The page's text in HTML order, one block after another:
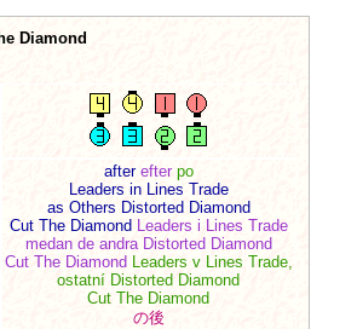
Diamond
after efter po
Leaders in Lines Trade
as Others Distorted Diamond
Cut The Diamond Leaders i Lines Trade
medan de andra Distorted Diamond
Cut The Diamond Leaders v Lines Trade,
ostatní Distorted Diamond
Cut The Diamond
の後